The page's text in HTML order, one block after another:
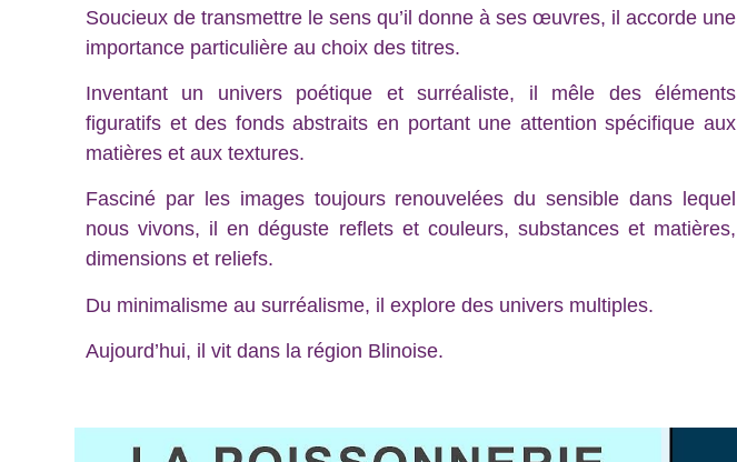
Soucieux de transmettre le sens qu’il donne à ses œuvres, il accorde une
importance particulière au choix des titres.
Inventant un univers poétique et surréaliste, il mêle des éléments
figuratifs et des fonds abstraits en portant une attention spécifique aux
matières et aux textures.
Fasciné par les images toujours renouvelées du sensible dans lequel
nous vivons, il en déguste reflets et couleurs, substances et matières,
dimensions et reliefs.
Du minimalisme au surréalisme, il explore des univers multiples.
Aujourd’hui, il vit dans la région Blinoise.